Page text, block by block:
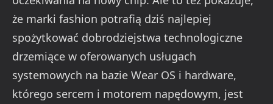
że marki fashion potrafią dziś najlepiej
spożytkować dobrodziejstwa technologiczne
drzemiące w oferowanych usługach
systemowych na bazie Wear OS i hardware,
którego sercem i motorem napędowym, jest